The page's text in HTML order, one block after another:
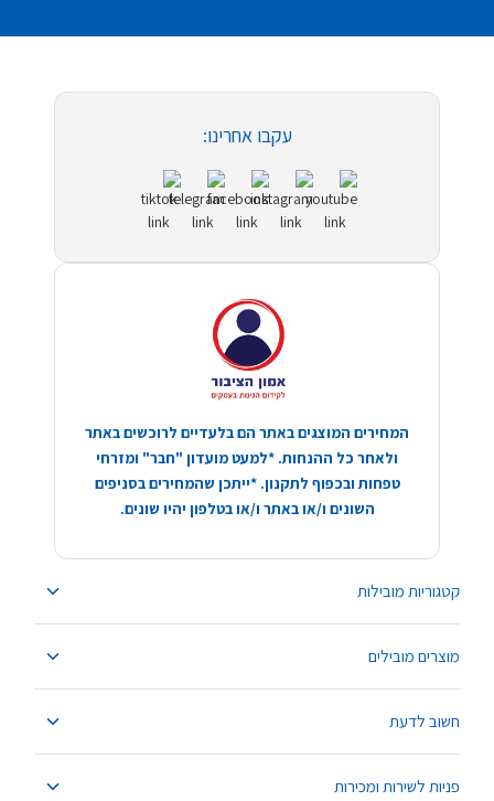
קטגוריות מובילות
מוצרים מובילים
חשוב לדעת
פניות לשירות ומכירות
עקבו אחרינו:
המחירים המוצגים באתר הם בלעדיים לרוכשים באתר
ולאחר כל ההנחות. *למעט מועדון "חבר" ומזרחי
טפחות ובכפוף לתקנון. *ייתכן שהמחירים בסניפים
השונים ו/או באתר ו/או בטלפון יהיו שונים.